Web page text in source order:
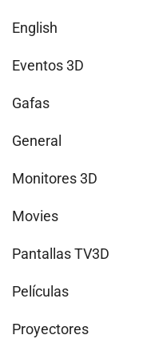
English
Eventos 3D
Gafas
General
Monitores 3D
Movies
Pantallas TV3D
Películas
Proyectores